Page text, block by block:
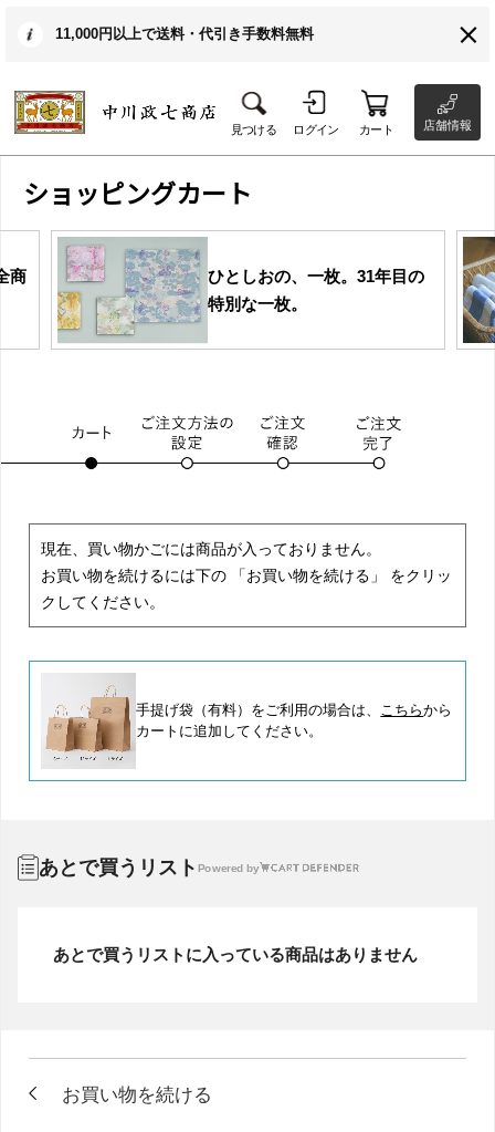
11,000円以上で送料・代引き手数料無料
見つける ログイン カート 店舗情報
ショッピングカート
商
ひとしおの、一枚。31年目の
特別な一枚。
現在、買い物かごには商品が入っておりません。
お買い物を続けるには下の 「お買い物を続ける」 をクリッ
クしてください。
手提げ袋（有料）をご利用の場合は、 こちらから
カートに追加してください。
あとで買うリスト Powered by
あとで買うリストに入っている商品はありません